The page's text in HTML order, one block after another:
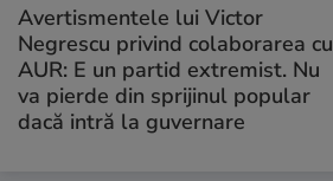
Avertismentele lui Victor
Negrescu privind colaborarea cu
AUR: E un partid extremist. Nu
va pierde din sprijinul popular
dacă intră la guvernare